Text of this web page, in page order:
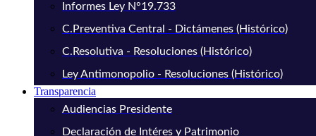
Informes Ley N°19.733
C.Preventiva Central - Dictámenes (Histórico)
C.Resolutiva - Resoluciones (Histórico)
Ley Antimonopolio - Resoluciones (Histórico)
Transparencia
Audiencias Presidente
Declaración de Intéres y Patrimonio